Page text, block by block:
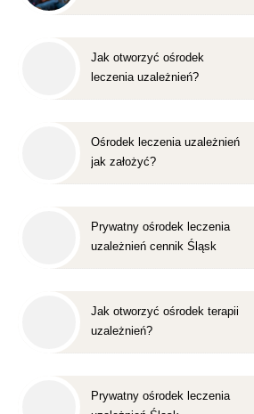
Jak otworzyć ośrodek
leczenia uzależnień?
Ośrodek leczenia uzależnień
jak założyć?
Prywatny ośrodek leczenia
uzależnień cennik Śląsk
Jak otworzyć ośrodek terapii
uzależnień?
Prywatny ośrodek leczenia